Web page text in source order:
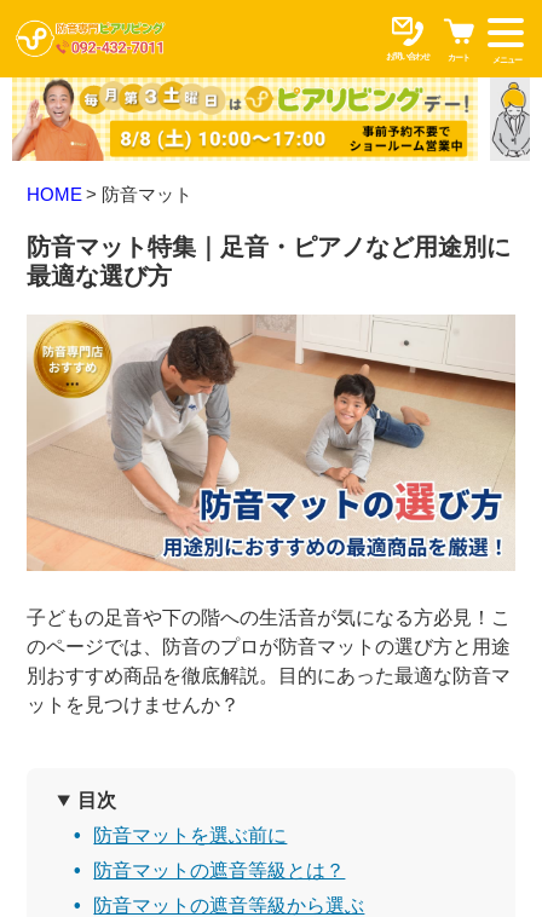
お問い合わせ カート メニュー
HOME 防音マット
防音マット特集｜足音・ピアノなど用途別に
最適な選び方
子どもの足音や下の階への生活音が気になる方必見！こ
のページでは、防音のプロが防音マットの選び方と用途
別おすすめ商品を徹底解説。目的にあった最適な防音マ
ットを見つけませんか？
目次
防音マットを選ぶ前に
防音マットの遮音等級とは？
防音マットの遮音等級から選ぶ